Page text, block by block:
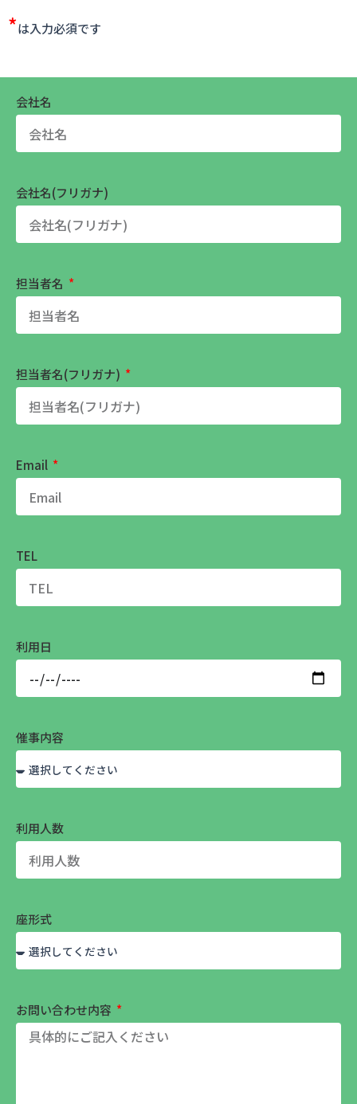
*は入力必須です
会社名
会社名(フリガナ)
担当者名
担当者名(フリガナ)
Email
TEL
利用日
催事内容
利用人数
座形式
お問い合わせ内容